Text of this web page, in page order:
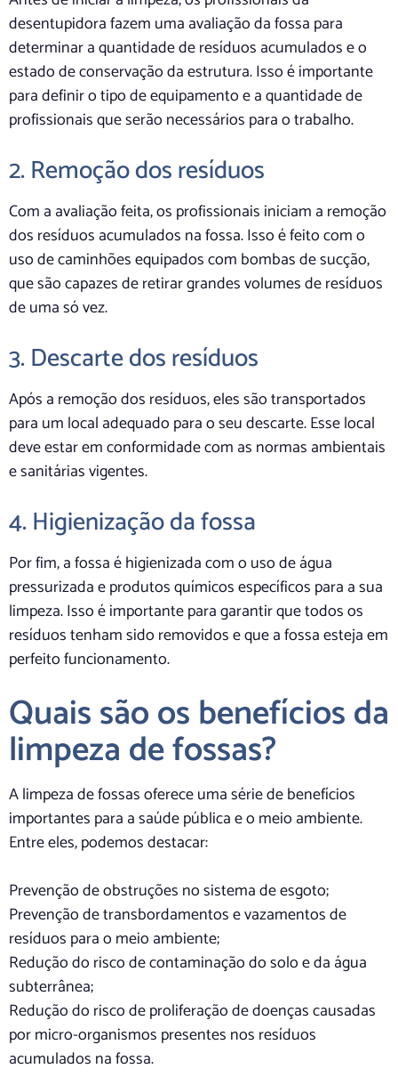
desentupidora fazem uma avaliação da fossa para
determinar a quantidade de resíduos acumulados e o
estado de conservação da estrutura. Isso é importante
para definir o tipo de equipamento e a quantidade de
profissionais que serão necessários para o trabalho.
2. Remoção dos resíduos
Com a avaliação feita, os profissionais iniciam a remoção
dos resíduos acumulados na fossa. Isso é feito com o
uso de caminhões equipados com bombas de sucção,
que são capazes de retirar grandes volumes de resíduos
de uma só vez.
3. Descarte dos resíduos
Após a remoção dos resíduos, eles são transportados
para um local adequado para o seu descarte. Esse local
deve estar em conformidade com as normas ambientais
e sanitárias vigentes.
4. Higienização da fossa
Por fim, a fossa é higienizada com o uso de água
pressurizada e produtos químicos específicos para a sua
limpeza. Isso é importante para garantir que todos os
resíduos tenham sido removidos e que a fossa esteja em
perfeito funcionamento.
Quais são os benefícios da
limpeza de fossas?
A limpeza de fossas oferece uma série de benefícios
importantes para a saúde pública e o meio ambiente.
Entre eles, podemos destacar:
Prevenção de obstruções no sistema de esgoto;
Prevenção de transbordamentos e vazamentos de
resíduos para o meio ambiente;
Redução do risco de contaminação do solo e da água
subterrânea;
Redução do risco de proliferação de doenças causadas
por micro-organismos presentes nos resíduos
acumulados na fossa.